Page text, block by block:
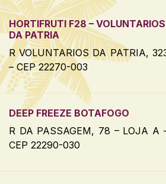
HORTIFRUTI F28 – VOLUNTARIOS
DA PATRIA
R VOLUNTARIOS DA PATRIA,
– CEP 22270-003
DEEP FREEZE BOTAFOGO
R DA PASSAGEM, 78 – LOJA A
CEP 22290-030